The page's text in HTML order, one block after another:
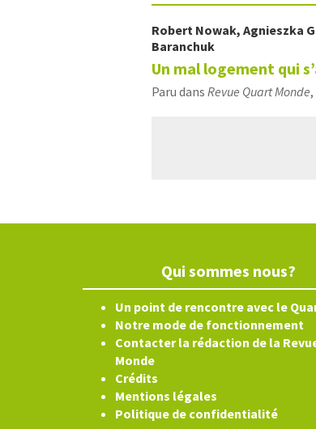
Robert Nowak, Agnieszka
Baranchuk
Un mal logement qui
Paru dans Revue Quart Monde,
Qui sommes nous?
Un point de rencontre avec le
Notre mode de fonctionnement
Contacter la rédaction de la
Monde
Crédits
Mentions légales
Politique de confidentialité